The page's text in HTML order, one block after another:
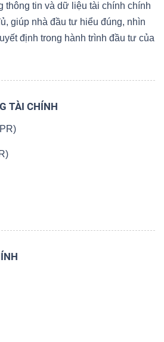
thông tin và dữ liệu tài chính chính
giúp nhà đầu tư hiểu đúng, nhìn
định trong hành trình đầu tư của
TÀI CHÍNH